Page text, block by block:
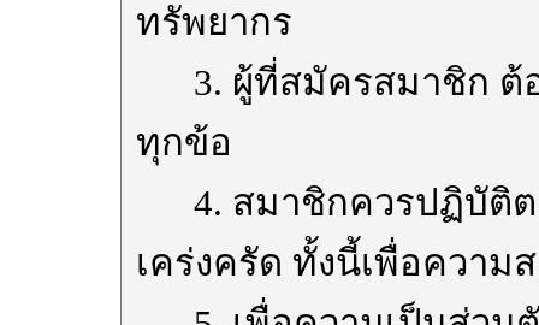
ทรัพยากร
3. ผู้ที่สมัครสมาชิก ต้อ
ทุกข้อ
4. สมาชิกควรปฏิบัติต
เคร่งครัด ทั้งนี้เพื่อความ